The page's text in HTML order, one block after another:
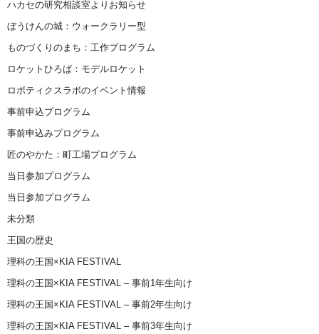
ハカセの研究相談室よりお知らせ
ぼうけんの城：ウォークラリー型
ものづくりのまち：工作プログラム
ロケットひろば：モデルロケット
ロボティクスラボのイベント情報
事前申込プログラム
事前申込みプログラム
匠のやかた：町工場プログラム
当日参加プログラム
当日参加プログラム
未分類
王国の歴史
理科の王国×KIA FESTIVAL
理科の王国×KIA FESTIVAL – 事前1年生向け
理科の王国×KIA FESTIVAL – 事前2年生向け
理科の王国×KIA FESTIVAL – 事前3年生向け